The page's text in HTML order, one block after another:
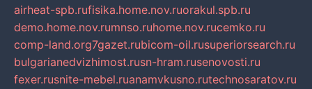
airheat-spb.rufisika.home.nov.ruorakul.spb.ru
demo.home.nov.rumnso.ruhome.nov.rucemko.ru
comp-land.org7gazet.rubicom-oil.rusuperiorsearch.ru
bulgarianedvizhimost.rusn-hram.rusenovosti.ru
fexer.rusnite-mebel.ruanamvkusno.rutechnosaratov.ru